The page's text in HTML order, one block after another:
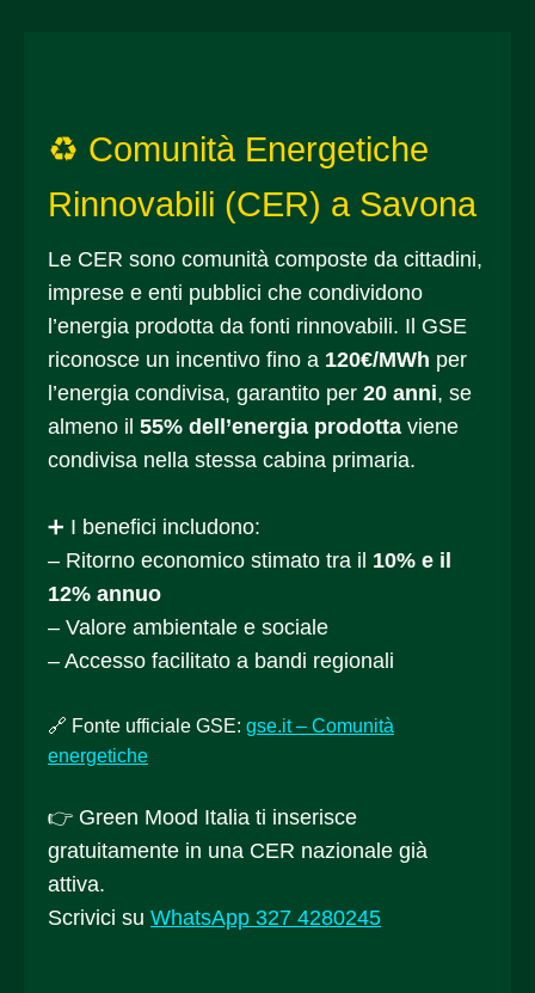
♻️ Comunità Energetiche
Rinnovabili (CER) a Savona
Le CER sono comunità composte da cittadini,
imprese e enti pubblici che condividono
l’energia prodotta da fonti rinnovabili. Il GSE
riconosce un incentivo fino a 120€/MWh per
l’energia condivisa, garantito per 20 anni, se
almeno il 55% dell’energia prodotta viene
condivisa nella stessa cabina primaria.
➕ I benefici includono:
– Ritorno economico stimato tra il 10% e il
12% annuo
– Valore ambientale e sociale
– Accesso facilitato a bandi regionali
🔗 Fonte ufficiale GSE: gse.it – Comunità
energetiche
👉 Green Mood Italia ti inserisce
gratuitamente in una CER nazionale già
attiva.
Scrivici su WhatsApp 327 4280245